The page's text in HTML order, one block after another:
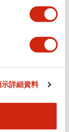
示詳細資料